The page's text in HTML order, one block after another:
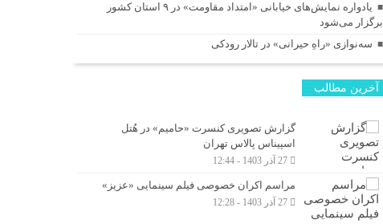
یادواره نمایش‌های خیابانی «امتداد مقاومت» در ۹ استان کشور
برگزار می‌شود
سه‌نوازی «راهِ حیرانی» در تالار رودکی
آخرین مطالب
گزارش تصویری کنسرت «حامیم» در هُتل
اسپیناس پالاس تهران
27 آذر 1403 - 12:44
مراسم اکران خصوصی فیلم سینمایی «عزیز»
27 آذر 1403 - 12:28